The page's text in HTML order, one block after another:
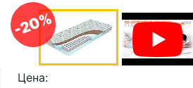
О компании
Контакты
Доставка по городу
-20%
Цена: